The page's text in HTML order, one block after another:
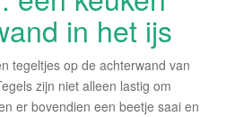
in het ijs
tegeltjes op de achterwand van
zijn niet alleen lastig om
er bovendien een beetje saai en